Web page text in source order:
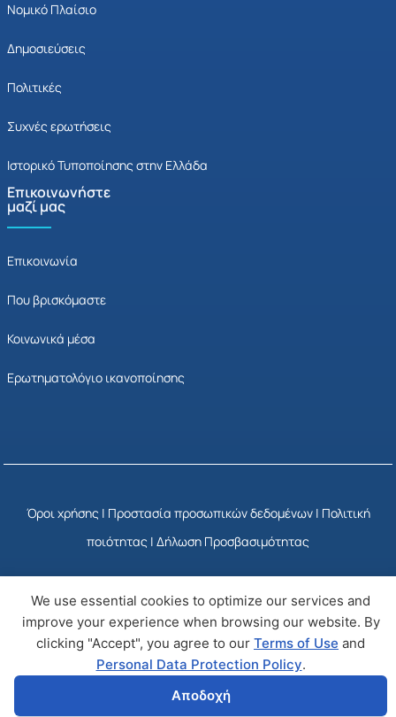
We use essential cookies to optimize our services and
improve your experience when browsing our website. By
clicking "Accept", you agree to our Terms of Use and
Personal Data Protection Policy.
Αποδοχή
Νομικό Πλαίσιο
Δημοσιεύσεις
Πολιτικές
Συχνές ερωτήσεις
Ιστορικό Τυποποίησης στην Ελλάδα
Επικοινωνήστε
μαζί μας
Επικοινωνία
Που βρισκόμαστε
Κοινωνικά μέσα
Ερωτηματολόγιο ικανοποίησης
Όροι χρήσης | Προστασία προσωπικών δεδομένων| Πολιτική
ποιότητας | Δήλωση Προσβασιμότητας
© Copyright 2025 ΕΣΥΠ Developed by Wizy